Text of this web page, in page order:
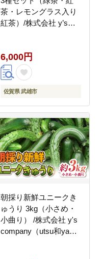
茶・レモングラス入り
紅茶）/株式会社 y’s
6,000円
佐賀県 武雄市
朝採り新鮮ユニークき
ゅうり 3kg（小さめ・
小曲り） /株式会社 y's
company（utsu和ya）